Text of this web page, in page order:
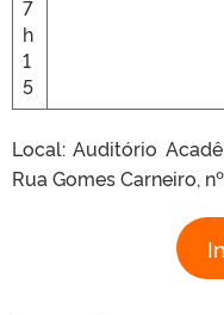
7
h
1
5
Local: Auditório
Rua Gomes Carneiro,